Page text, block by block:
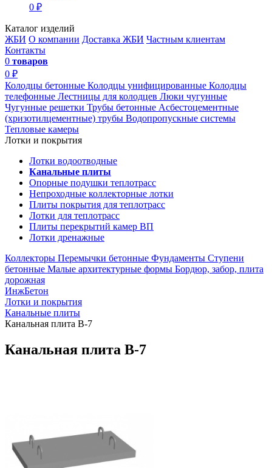
0 ₽
Каталог изделий
ЖБИ О компании Доставка ЖБИ Частным клиентам
Контакты
0 товаров
0 ₽
Колодцы бетонные Колодцы унифицированные Колодцы
телефонные Лестницы для колодцев Люки чугунные
Чугунные решетки Трубы бетонные Асбестоцементные
(хризотилцементные) трубы Водопропускные системы
Тепловые камеры
Лотки и покрытия
Лотки водоотводные
Канальные плиты
Опорные подушки теплотрасс
Непроходные коллекторные лотки
Плиты покрытия для теплотрасс
Лотки для теплотрасс
Плиты перекрытий камер ВП
Лотки дренажные
Коллекторы Перемычки бетонные Фундаменты Ступени
бетонные Малые архитектурные формы Бордюр, забор, плита
дорожная
ИнжБетон
Лотки и покрытия
Канальные плиты
Канальная плита В-7
Канальная плита В-7